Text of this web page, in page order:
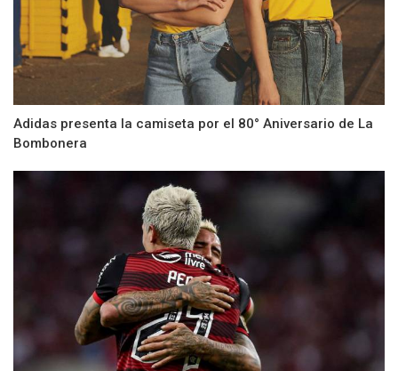
Adidas presenta la camiseta por el 80° Aniversario de La
Bombonera